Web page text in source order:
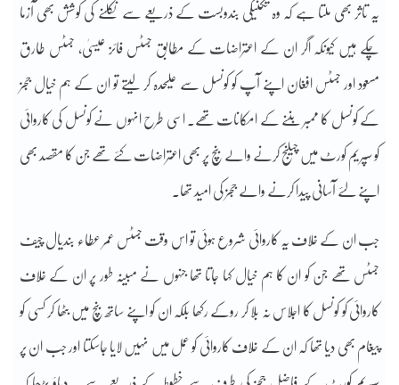
یہ تاثر بھی ملتا ہے کہ وہ تکنیکی بندوبست کے ذریعے سے نکلنے کی کوشش بھی آزما
چکے ہیں کیونکہ اگر ان کے اعتراضات کے مطابق جسٹس فائز عیسیٰ، جسٹس طارق
مسعود اور جسٹس افغان اپنے آپ کو کونسل سے علیحدہ کر لیتے تو ان کے ہم خیال ججز
کے کونسل کا ممبر بننے کے امکانات تھے۔ اسی طرح انہوں نے کونسل کی کاروائی
کو سپریم کورٹ میں چیلنج کرنے والے بنچ پر بھی اعتراضات کئے تھے جن کا مقصد بھی
اپنے لئے آسانی پیدا کرنے والے ججز کی امید تھا۔
جب ان کے خلاف یہ کاروائی شروع ہوئی تو اس وقت جسٹس عمر عطاء بندیال چیف
جسٹس تھے جن کو ان کا ہم خیال کہا جاتا تھا جنہوں نے مبینہ طور پر ان کے خلاف
کاروائی کو کونسل کا اجلاس نہ بلا کر روکے رکھا بلکہ ان کو اپنے ساتھ بنچ میں بٹھا کر کسی کو
پیغام بھی دیا تھا کہ ان کے خلاف کاروائی کو عمل میں نہیں لایا جاسکتا اور جب ان پر